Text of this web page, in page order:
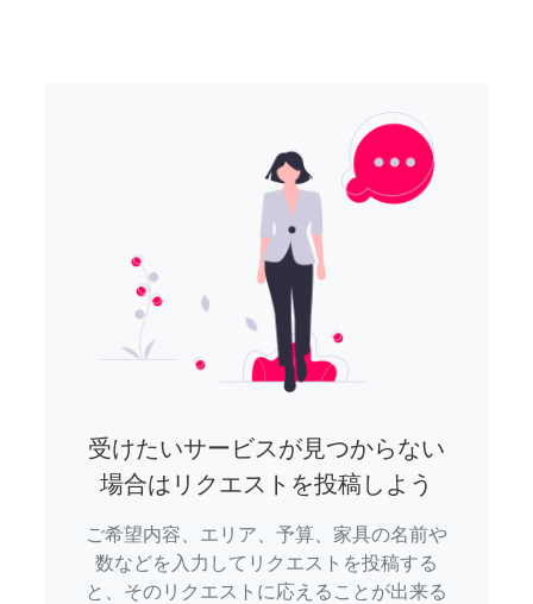
受けたいサービスが見つからない
場合はリクエストを投稿しよう
ご希望内容、エリア、予算、家具の名前や
数などを入力してリクエストを投稿する
と、そのリクエストに応えることが出来る